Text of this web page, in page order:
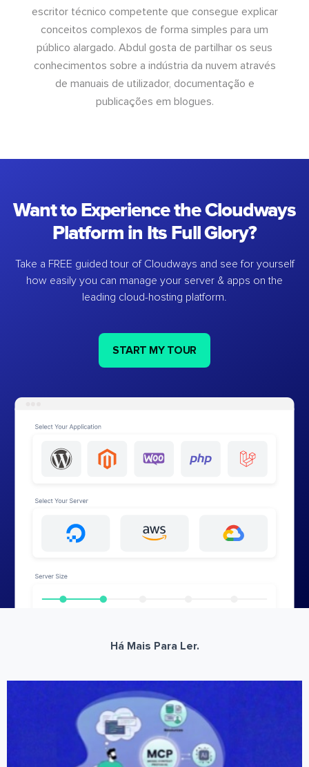
escritor técnico competente que consegue explicar
conceitos complexos de forma simples para um
público alargado. Abdul gosta de partilhar os seus
conhecimentos sobre a indústria da nuvem através
de manuais de utilizador, documentação e
publicações em blogues.
Want to Experience the Cloudways
Platform in Its Full Glory?
Take a FREE guided tour of Cloudways and see for yourself
how easily you can manage your server & apps on the
leading cloud-hosting platform.
START MY TOUR
Há Mais Para Ler.